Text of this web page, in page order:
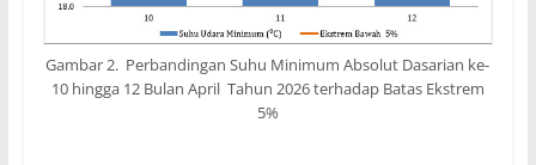
Gambar 2. Perbandingan Suhu Minimum Absolut Dasarian ke-
10 hingga 12 Bulan April Tahun 2026 terhadap Batas Ekstrem
5%